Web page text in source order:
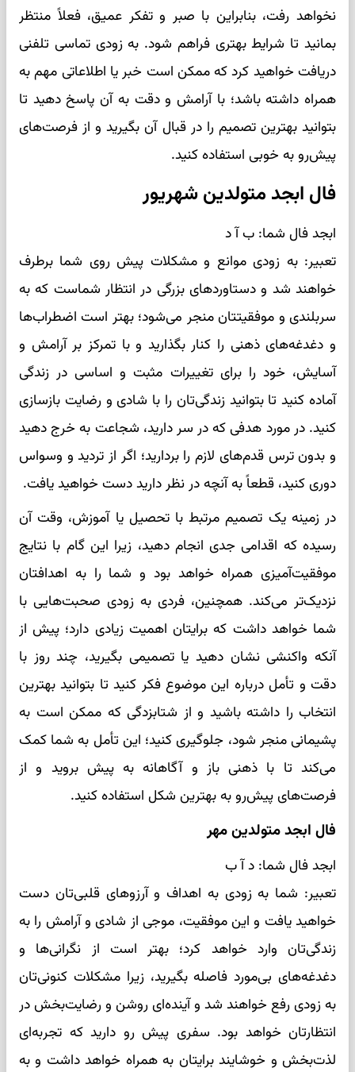
نخواهد رفت، بنابراین با صبر و تفکر عمیق، فعلاً منتظر
بمانید تا شرایط بهتری فراهم شود. به زودی تماسی تلفنی
دریافت خواهید کرد که ممکن است خبر یا اطلاعاتی مهم به
همراه داشته باشد؛ با آرامش و دقت به آن پاسخ دهید تا
بتوانید بهترین تصمیم را در قبال آن بگیرید و از فرصت‌های
پیش‌رو به خوبی استفاده کنید.
فال ابجد متولدین شهریور
ابجد فال شما: ب آ د
تعبیر: به زودی موانع و مشکلات پیش روی شما برطرف
خواهند شد و دستاوردهای بزرگی در انتظار شماست که به
سربلندی و موفقیتتان منجر می‌شود؛ بهتر است اضطراب‌ها
و دغدغه‌های ذهنی را کنار بگذارید و با تمرکز بر آرامش و
آسایش، خود را برای تغییرات مثبت و اساسی در زندگی
آماده کنید تا بتوانید زندگی‌تان را با شادی و رضایت بازسازی
کنید. در مورد هدفی که در سر دارید، شجاعت به خرج دهید
و بدون ترس قدم‌های لازم را بردارید؛ اگر از تردید و وسواس
دوری کنید، قطعاً به آنچه در نظر دارید دست خواهید یافت.
در زمینه یک تصمیم مرتبط با تحصیل یا آموزش، وقت آن
رسیده که اقدامی جدی انجام دهید، زیرا این گام با نتایج
موفقیت‌آمیزی همراه خواهد بود و شما را به اهدافتان
نزدیک‌تر می‌کند. همچنین، فردی به زودی صحبت‌هایی با
شما خواهد داشت که برایتان اهمیت زیادی دارد؛ پیش از
آنکه واکنشی نشان دهید یا تصمیمی بگیرید، چند روز با
دقت و تأمل درباره این موضوع فکر کنید تا بتوانید بهترین
انتخاب را داشته باشید و از شتابزدگی که ممکن است به
پشیمانی منجر شود، جلوگیری کنید؛ این تأمل به شما کمک
می‌کند تا با ذهنی باز و آگاهانه به پیش بروید و از
فرصت‌های پیش‌رو به بهترین شکل استفاده کنید.
فال ابجد متولدین مهر
ابجد فال شما: د آ ب
تعبیر: شما به زودی به اهداف و آرزوهای قلبی‌تان دست
خواهید یافت و این موفقیت، موجی از شادی و آرامش را به
زندگی‌تان وارد خواهد کرد؛ بهتر است از نگرانی‌ها و
دغدغه‌های بی‌مورد فاصله بگیرید، زیرا مشکلات کنونی‌تان
به زودی رفع خواهند شد و آینده‌ای روشن و رضایت‌بخش در
انتظارتان خواهد بود. سفری پیش رو دارید که تجربه‌ای
لذت‌بخش و خوشایند برایتان به همراه خواهد داشت و به